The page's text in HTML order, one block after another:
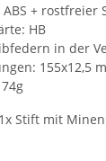
+ rostfreier
HB
in der
155x12,5
Stift mit Minen